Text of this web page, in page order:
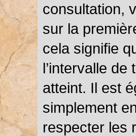
consultation,
sur la
cela signifie
l’intervalle
atteint. Il est
simplement
respecter les